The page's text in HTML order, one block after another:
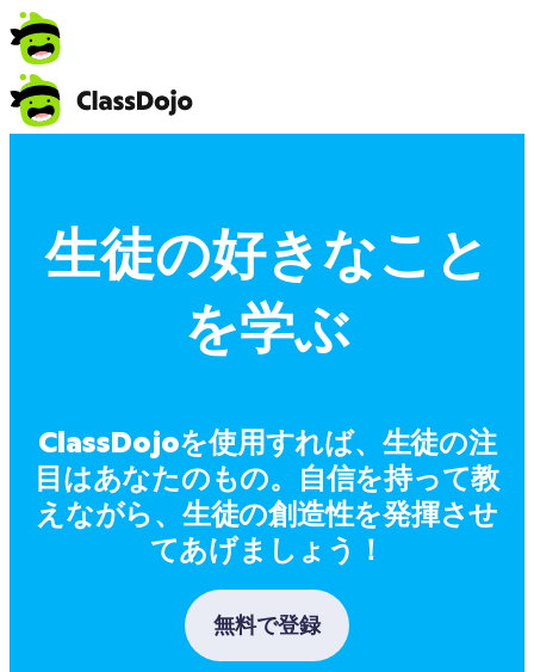
生徒の好きなこと
を学ぶ
ClassDojoを使用すれば、生徒の注
目はあなたのもの。自信を持って教
えながら、生徒の創造性を発揮させ
てあげましょう！
無料で登録